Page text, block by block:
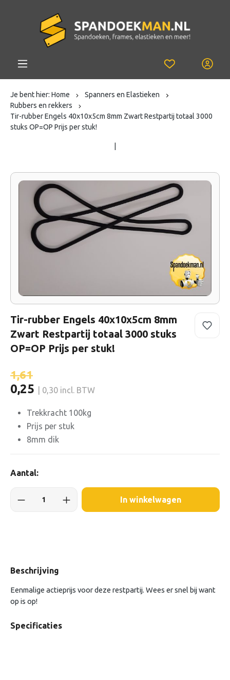
Je bent hier: Home
Spanners en Elastieken
Rubbers en rekkers
Tir-rubber Engels 40x10x5cm 8mm Zwart Restpartij totaal 3000
stuks OP=OP Prijs per stuk!
Tir-rubber Engels 40x10x5cm 8mm
Zwart Restpartij totaal 3000 stuks
OP=OP Prijs per stuk!
0,25 | 0,30 incl. BTW
1,61
Trekkracht 100kg
Prijs per stuk
8mm dik
Aantal:
In winkelwagen
Beschrijving
Eenmalige actieprijs voor deze restpartij. Wees er snel bij want
op is op!
Specificaties